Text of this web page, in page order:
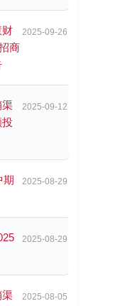
财
商
2025-09-26
渠
2025-09-12
期
2025-08-29
2025-08-29
渠 2025-08-05